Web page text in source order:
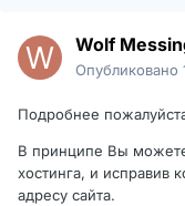
Wolf
Опубликовано
Подробнее
В принципе Вы
хостинга, и исправив
адресу сайта.